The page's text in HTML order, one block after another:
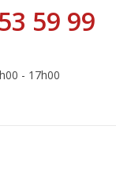
59 99
- 17h00